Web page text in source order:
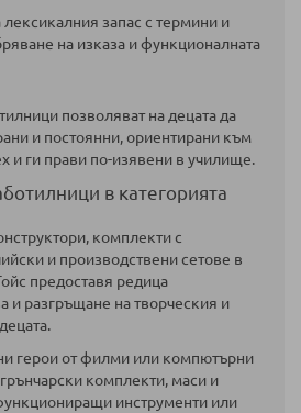
лексикалния запас с термини и
на изказа и функционалната
позволяват на децата да
и постоянни, ориентирани към
и ги прави по-изявени в училище.
в категорията
комплекти с
и производствени сетове в
предоставя редица
и разгръщане на творческия и
герои от филми или компютърни
комплекти, маси и
инструменти или